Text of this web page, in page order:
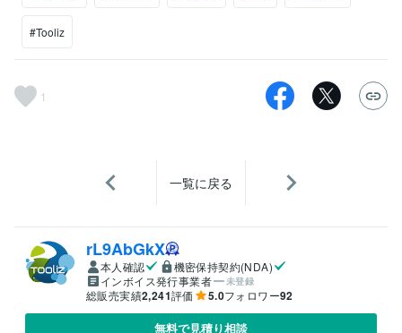
#Tooliz
1
一覧に戻る
rL9AbGkX
本人確認
機密保持契約(NDA)
インボイス発行事業者
未登録
総販売実績2,241評価 5.0フォロワー92
無料で見積り相談